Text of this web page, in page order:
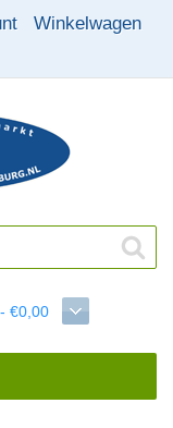
Winkelwagen
€0,00